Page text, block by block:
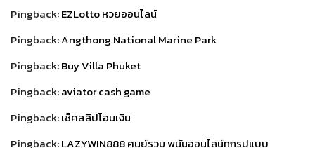
Pingback:EZLotto หวยออนไลน์
Pingback:Angthong National Marine Park
Pingback:Buy Villa Phuket
Pingback:aviator cash game
Pingback:เช็คสลิปโอนเงิน
Pingback:LAZYWIN888 ศูนย์รวม พนันออนไลน์ทุกรูปแบบ